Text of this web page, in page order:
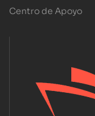
Centro de Apoyo